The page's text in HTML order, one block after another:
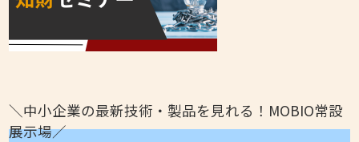
＼中小企業の最新技術・製品を見れる！MOBIO常設
展示場／